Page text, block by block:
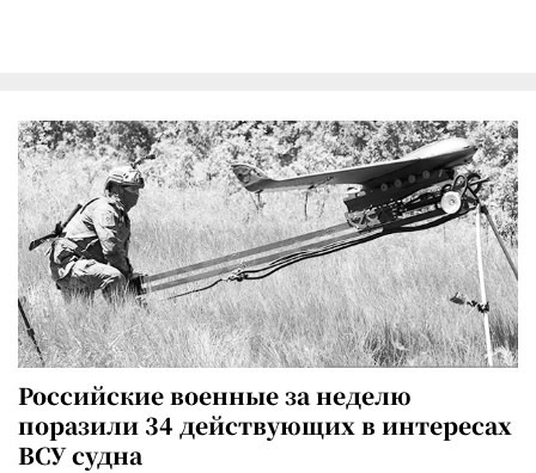
Российские военные за неделю
поразили 34 действующих в интересах
ВСУ судна